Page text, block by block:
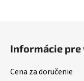
Informácie pre
Cena za doručenie